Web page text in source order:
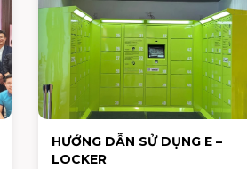
HƯỚNG DẪN SỬ DỤNG E –
LOCKER